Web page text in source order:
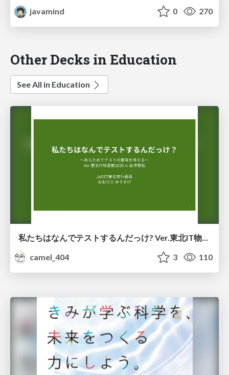
javamind
0 270
Other Decks in Education
See All in Education
camel_404
3 110